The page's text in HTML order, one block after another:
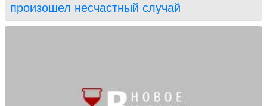
произошел несчастный случай